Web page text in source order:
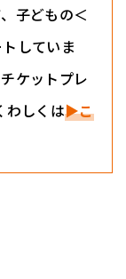
子どもの＜
していま
ケットプレ
わしくは▶こ